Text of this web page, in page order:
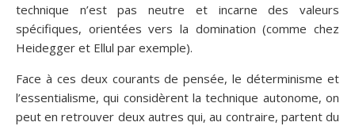
technique n’est pas neutre et incarne des valeurs
spécifiques, orientées vers la domination (comme chez
Heidegger et Ellul par exemple).
Face à ces deux courants de pensée, le déterminisme et
l’essentialisme, qui considèrent la technique autonome, on
peut en retrouver deux autres qui, au contraire, partent du